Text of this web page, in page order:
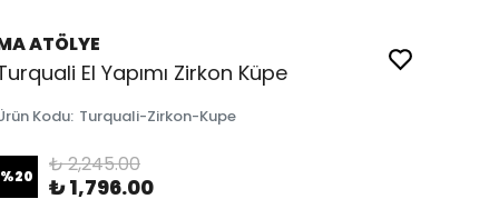
ATÖLYE
El Yapımı Zirkon Küpe
Kodu: Turquali-Zirkon-Kupe
%20 ₺ 2,245.00
₺ 1,796.00